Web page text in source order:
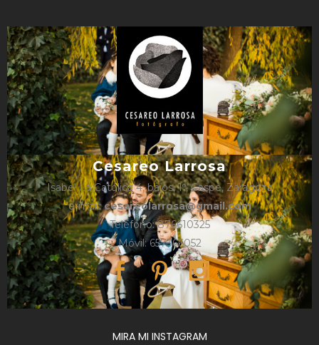
Cesareo Larrosa
Isabel La Católica 4, bajos, 1º, Caspe, Zaragoza
e-mail:cesareolarrosa@gmail.com
Teléfono: 876610325
Móvil: 657366052
MIRA MI INSTAGRAM